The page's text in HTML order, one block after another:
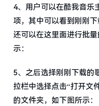
4、用户可以在酷我音乐
项，其中可以看到刚刚
还可以在这里面进行批
示：
5、之后选择刚刚下载的
拉栏中选择点击“打开文
的文件夹，如下图所示：